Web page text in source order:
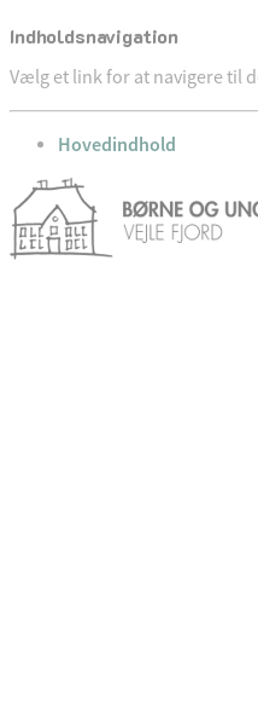
Indholdsnavigation
Vælg et link for at navigere til
gå til
Hovedindhold